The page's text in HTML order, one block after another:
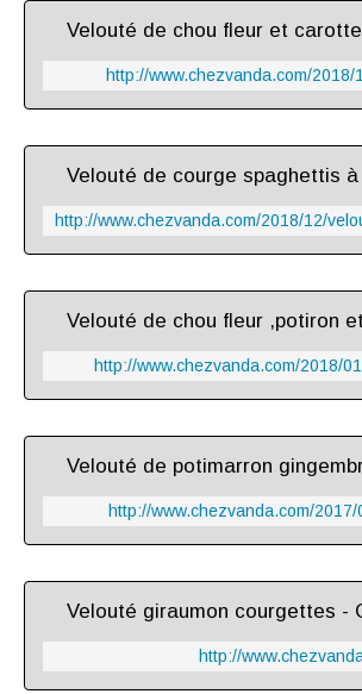
Velouté de chou fleur et
http://www.chezvanda.com/
Velouté de chou fleur ,potiron
http://www.chezvanda.com/2018/
Velouté de potimarron
http://www.chezvanda.com/
Velouté giraumon courgettes -
http://